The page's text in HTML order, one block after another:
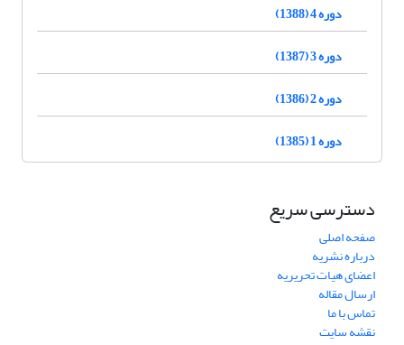
دوره 4 (1388)
دوره 3 (1387)
دوره 2 (1386)
دوره 1 (1385)
دسترسی سریع
صفحه اصلی
درباره نشریه
اعضای هیات تحریریه
ارسال مقاله
تماس با ما
نقشه سایت